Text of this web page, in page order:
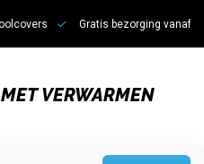
Gratis bezorging vanaf
VERWARMEN